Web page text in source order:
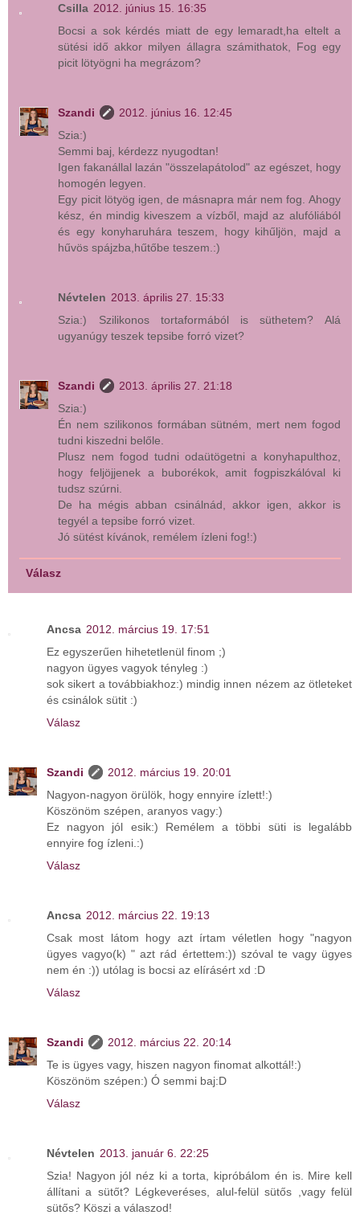
Csilla 2012. június 15. 16:35
Bocsi a sok kérdés miatt de egy lemaradt,ha eltelt a
sütési idő akkor milyen állagra számithatok, Fog egy
picit lötyögni ha megrázom?
Szandi
2012. június 16. 12:45
Szia:)
Semmi baj, kérdezz nyugodtan!
Igen fakanállal lazán "összelapátolod" az egészet, hogy
homogén legyen.
Egy picit lötyög igen, de másnapra már nem fog. Ahogy
kész, én mindig kiveszem a vízből, majd az alufóliából
és egy konyharuhára teszem, hogy kihűljön, majd a
hűvös spájzba,hűtőbe teszem.:)
Névtelen 2013. április 27. 15:33
Szia:) Szilikonos tortaformából is süthetem? Alá
ugyanúgy teszek tepsibe forró vizet?
Szandi
2013. április 27. 21:18
Szia:)
Én nem szilikonos formában sütném, mert nem fogod
tudni kiszedni belőle.
Plusz nem fogod tudni odaütögetni a konyhapulthoz,
hogy feljöjjenek a buborékok, amit fogpiszkálóval ki
tudsz szúrni.
De ha mégis abban csinálnád, akkor igen, akkor is
tegyél a tepsibe forró vizet.
Jó sütést kívánok, remélem ízleni fog!:)
Válasz
Ancsa 2012. március 19. 17:51
Ez egyszerűen hihetetlenül finom ;)
nagyon ügyes vagyok tényleg :)
sok sikert a továbbiakhoz:) mindig innen nézem az ötleteket
és csinálok sütit :)
Válasz
Szandi
2012. március 19. 20:01
Nagyon-nagyon örülök, hogy ennyire ízlett!:)
Köszönöm szépen, aranyos vagy:)
Ez nagyon jól esik:) Remélem a többi süti is legalább
ennyire fog ízleni.:)
Válasz
Ancsa 2012. március 22. 19:13
Csak most látom hogy azt írtam véletlen hogy "nagyon
ügyes vagyo(k) " azt rád értettem:)) szóval te vagy ügyes
nem én :)) utólag is bocsi az elírásért xd :D
Válasz
Szandi
2012. március 22. 20:14
Te is ügyes vagy, hiszen nagyon finomat alkottál!:)
Köszönöm szépen:) Ó semmi baj:D
Válasz
Névtelen 2013. január 6. 22:25
Szia! Nagyon jól néz ki a torta, kipróbálom én is. Mire kell
állítani a sütőt? Légkeveréses, alul-felül sütős ,vagy felül
sütős? Köszi a válaszod!